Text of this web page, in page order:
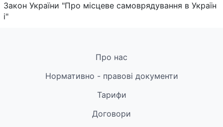
Закон України "Про місцеве самоврядування в Україн
і"
Про нас
Нормативно - правові документи
Тарифи
Договори